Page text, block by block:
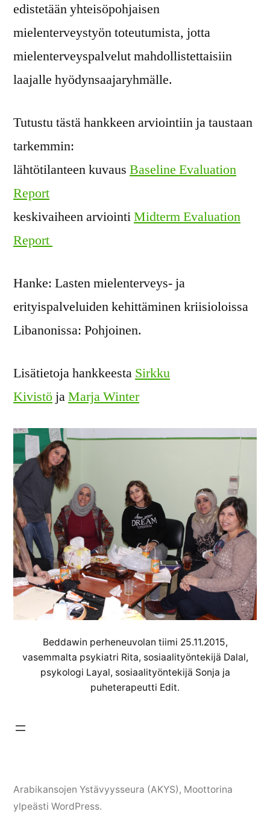
edistetään yhteisöpohjaisen
mielenterveystyön toteutumista, jotta
mielenterveyspalvelut mahdollistettaisiin
laajalle hyödynsaajaryhmälle.
Tutustu tästä hankkeen arviointiin ja taustaan
tarkemmin:
lähtötilanteen kuvaus Baseline Evaluation
Report
keskivaiheen arviointiMidterm Evaluation
Report
Hanke: Lasten mielenterveys- ja
erityispalveluiden kehittäminen kriisioloissa
Libanonissa: Pohjoinen.
Lisätietoja hankkeesta Sirkku
Kivistö jaMarja Winter
Beddawin perheneuvolan tiimi 25.11.2015,
vasemmalta psykiatri Rita, sosiaalityöntekijä Dalal,
psykologi Layal, sosiaalityöntekijä Sonja ja
puheterapeutti Edit.
Arabikansojen Ystävyysseura (AKYS), Moottorina
ylpeästi WordPress.